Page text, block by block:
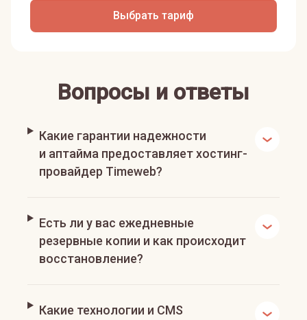
Выбрать тариф
Вопросы и ответы
Какие гарантии надежности
и аптайма предоставляет хостинг-
провайдер Timeweb?
Есть ли у вас ежедневные
резервные копии и как происходит
восстановление?
Какие технологии и CMS